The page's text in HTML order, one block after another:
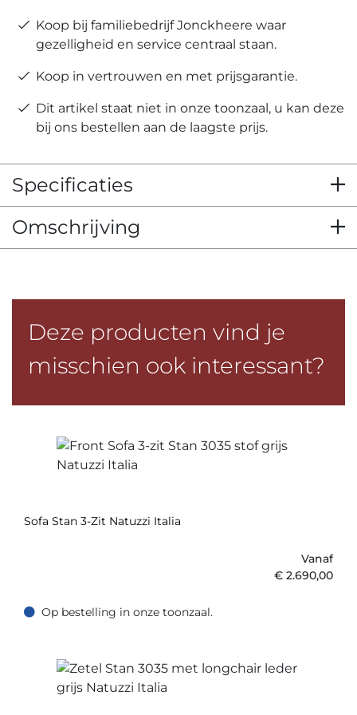
Koop bij familiebedrijf Jonckheere waar
gezelligheid en service centraal staan.
Koop in vertrouwen en met prijsgarantie.
Dit artikel staat niet in onze toonzaal, u kan deze
bij ons bestellen aan de laagste prijs.
Specificaties
Omschrijving
Deze producten vind je
misschien ook interessant?
Sofa Stan 3-Zit Natuzzi Italia
Vanaf
€ 2.690,00
Op bestelling in onze toonzaal.
Op bestelling in onze toonzaal.